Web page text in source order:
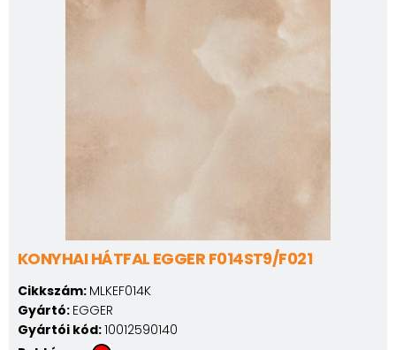
KONYHAI HÁTFAL EGGER F014ST9/F021
Cikkszám: MLKEF014K
Gyártó: EGGER
Gyártói kód:10012590140